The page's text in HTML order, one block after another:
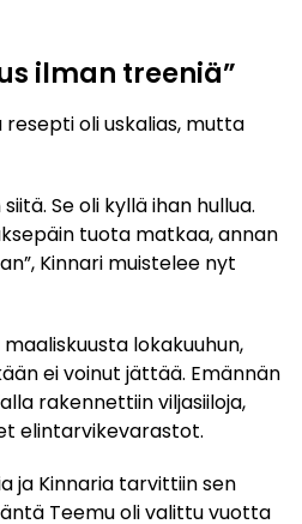
ilman treeniä”
resepti oli uskalias, mutta
Se oli kyllä ihan hullua.
tuota matkaa, annan
Kinnari muistelee nyt
lokakuuhun,
ei voinut jättää. Emännän
rakennettiin viljasiiloja,
elintarvikevarastot.
ja Kinnaria tarvittiin sen
Teemu oli valittu vuotta